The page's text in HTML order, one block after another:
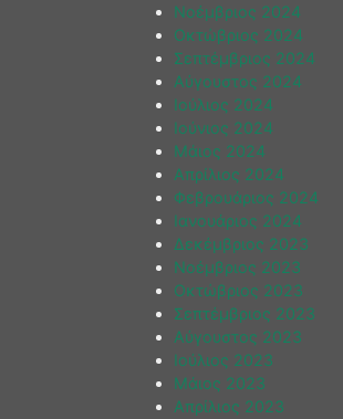
Νοέμβριος 2024
Οκτώβριος 2024
Σεπτέμβριος 2024
Αύγουστος 2024
Ιούλιος 2024
Ιούνιος 2024
Μάιος 2024
Απρίλιος 2024
Φεβρουάριος 2024
Ιανουάριος 2024
Δεκέμβριος 2023
Νοέμβριος 2023
Οκτώβριος 2023
Σεπτέμβριος 2023
Αύγουστος 2023
Ιούλιος 2023
Μάιος 2023
Απρίλιος 2023